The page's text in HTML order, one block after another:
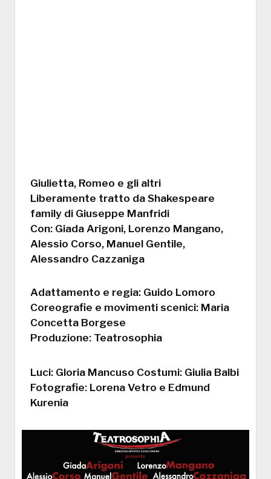
Giulietta, Romeo e gli altri
Liberamente tratto da Shakespeare
family di Giuseppe Manfridi
Con: Giada Arigoni, Lorenzo Mangano,
Alessio Corso, Manuel Gentile,
Alessandro Cazzaniga
Adattamento e regia: Guido Lomoro
Coreografie e movimenti scenici: Maria
Concetta Borgese
Produzione: Teatrosophia
Luci: Gloria Mancuso Costumi: Giulia Balbi
Fotografie: Lorena Vetro e Edmund
Kurenia